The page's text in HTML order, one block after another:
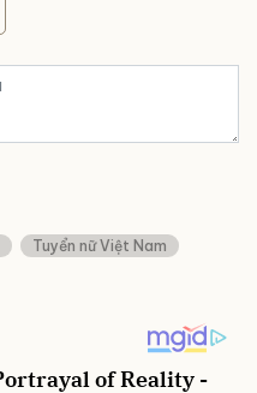
Tuyển nữ Việt Nam